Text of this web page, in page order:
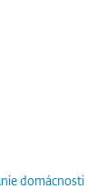
domácnosti